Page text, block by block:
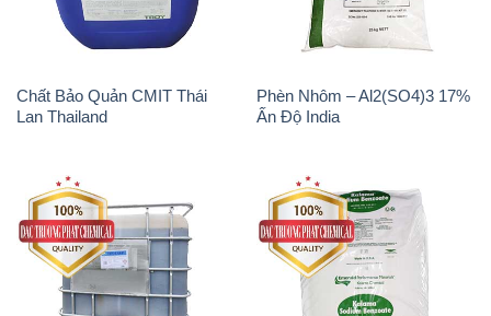
Chất tạo bọt Las P Tico Tank
IBC Bồn Việt Nam
Sodium Benzoate – Mốc Bột
Kalama Food Grade Mỹ Usa